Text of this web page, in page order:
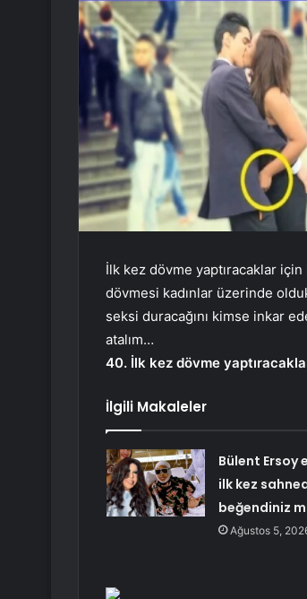
İlk kez dövme yaptıracaklar
dövmesi kadınlar üzerinde
seksi duracağını kimse inkar
atalım…
40. İlk kez dövme
İlgili Makaleler
Bülent Ersoy
ilk kez
beğendiniz
Ağustos 5,